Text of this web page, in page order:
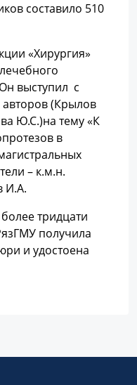
составило 510
«Хирургия»
выступил с
авторов (Крылов
Ю.С.)на тему «К
в
– к.м.н.
И.А.
тридцати
получила
и удостоена